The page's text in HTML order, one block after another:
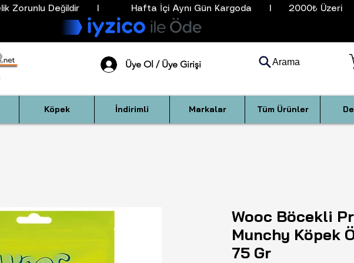
Zorunlu Değildir      I           Hafta İçi Aynı Gün Kargoda      I      2000₺ Üzeri
Üye Ol / Üye Girişi Arama
Köpek İndirimli Markalar Tüm Ürünler
Wooc Böcekli
Munchy Köpek
75 Gr